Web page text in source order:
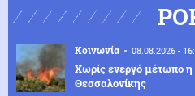
Κοινωνία 08.08.2026 -
Χωρίς ενεργό μέτωπο η
Θεσσαλονίκης